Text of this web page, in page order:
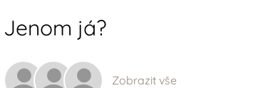
Jenom já?
Zobrazit vše